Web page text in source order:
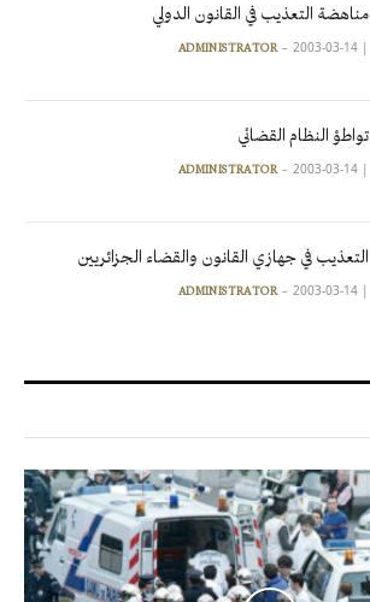
مناهضة التعذيب في القانون الدولي
|
ADMINISTRATOR 2003-03-14
تواطؤ النظام القضائي
|
ADMINISTRATOR 2003-03-14
التعذيب في جهازي القانون والقضاء الجزائريين
|
ADMINISTRATOR 2003-03-14